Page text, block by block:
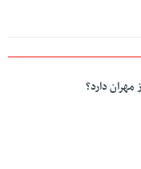
مهران دارد؟